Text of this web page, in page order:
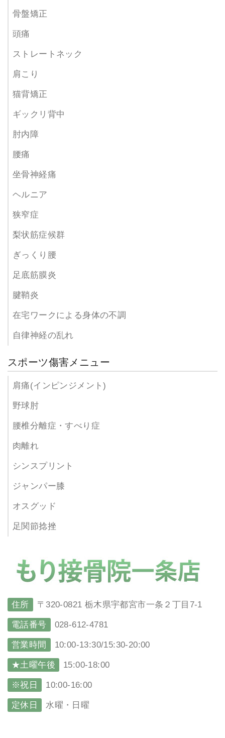
骨盤矯正
頭痛
ストレートネック
肩こり
猫背矯正
ギックリ背中
肘内障
腰痛
坐骨神経痛
ヘルニア
狭窄症
梨状筋症候群
ぎっくり腰
足底筋膜炎
腱鞘炎
在宅ワークによる身体の不調
自律神経の乱れ
スポーツ傷害メニュー
肩痛(インピンジメント)
野球肘
腰椎分離症・すべり症
肉離れ
シンスプリント
ジャンパー膝
オスグッド
足関節捻挫
住所 〒320-0821 栃木県宇都宮市一条２丁目7-1
電話番号 028-612-4781
営業時間 10:00-13:30/15:30-20:00
★土曜午後 15:00-18:00
※祝日 10:00-16:00
定休日 水曜・日曜